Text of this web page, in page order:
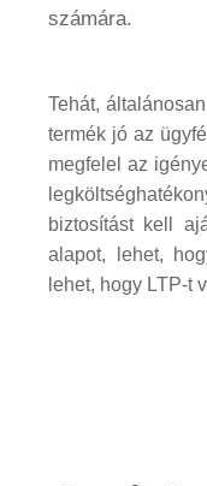
számára.
Tehát,
termék jó az
megfelel az
biztosítást kell
alapot, lehet,
lehet, hogy LTP-t